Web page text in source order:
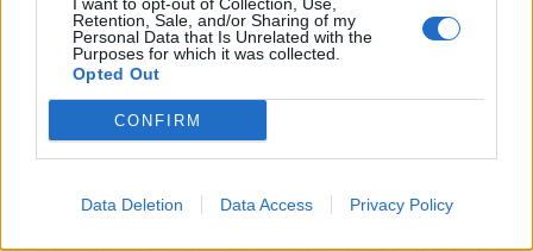
Retention, Sale, and/or Sharing of my
Personal Data that Is Unrelated with the
Purposes for which it was collected.
Opted Out
CONFIRM
Data Deletion Data Access Privacy Policy
Vidéken is van lehetőség vért
adni